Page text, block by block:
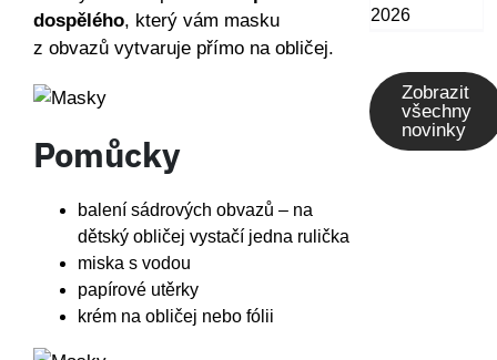
dospělého, který vám masku
z obvazů vytvaruje přímo na obličej.
Pomůcky
balení sádrových obvazů – na
dětský obličej vystačí jedna rulička
miska s vodou
papírové utěrky
krém na obličej nebo fólii
2026
Zobrazit
všechny
novinky